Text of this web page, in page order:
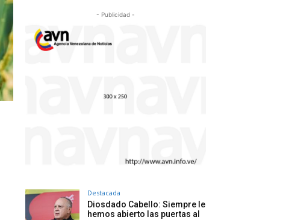
- Publicidad -
Destacada
Diosdado Cabello: Siempre le
hemos abierto las puertas al